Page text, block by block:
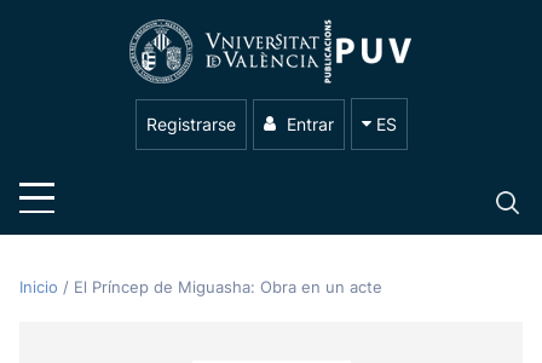
Registrarse Entrar ES
Inicio / El Príncep de Miguasha: Obra en un acte